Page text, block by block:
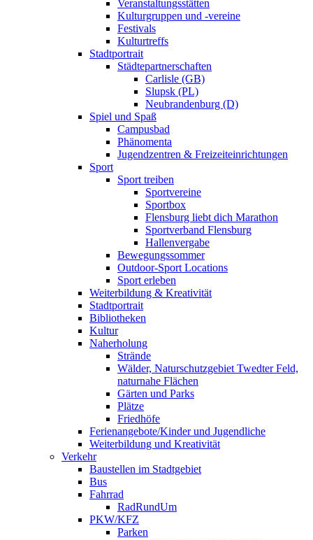
Veranstaltungsstätten
Kulturgruppen und -vereine
Festivals
Kulturtreffs
Stadtportrait
Städtepartnerschaften
Carlisle (GB)
Slupsk (PL)
Neubrandenburg (D)
Spiel und Spaß
Campusbad
Phänomenta
Jugendzentren & Freizeiteinrichtungen
Sport
Sport treiben
Sportvereine
Sportbox
Flensburg liebt dich Marathon
Sportverband Flensburg
Hallenvergabe
Bewegungssommer
Outdoor-Sport Locations
Sport erleben
Weiterbildung & Kreativität
Stadtportrait
Bibliotheken
Kultur
Naherholung
Strände
Wälder, Naturschutzgebiet Twedter Feld,
naturnahe Flächen
Gärten und Parks
Plätze
Friedhöfe
Ferienangebote/Kinder und Jugendliche
Weiterbildung und Kreativität
Verkehr
Baustellen im Stadtgebiet
Bus
Fahrrad
RadRundUm
PKW/KFZ
Parken